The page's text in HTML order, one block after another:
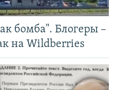
бомба". Блогеры –
на Wildberries